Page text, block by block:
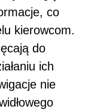
co
kierowcom.
do
ich
nie